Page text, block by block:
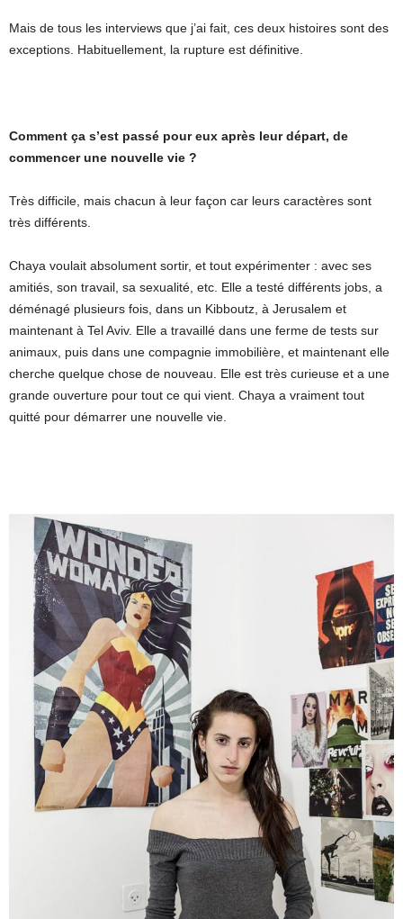
Mais de tous les interviews que j’ai fait, ces deux histoires sont des
exceptions. Habituellement, la rupture est définitive.
Comment ça s’est passé pour eux après leur départ, de
commencer une nouvelle vie ?
Très difficile, mais chacun à leur façon car leurs caractères sont
très différents.
Chaya voulait absolument sortir, et tout expérimenter : avec ses
amitiés, son travail, sa sexualité, etc. Elle a testé différents jobs, a
déménagé plusieurs fois, dans un Kibboutz, à Jerusalem et
maintenant à Tel Aviv. Elle a travaillé dans une ferme de tests sur
animaux, puis dans une compagnie immobilière, et maintenant elle
cherche quelque chose de nouveau. Elle est très curieuse et a une
grande ouverture pour tout ce qui vient. Chaya a vraiment tout
quitté pour démarrer une nouvelle vie.